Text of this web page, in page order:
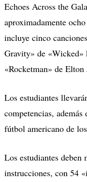
Echoes Acrossthe
aproximadamente
incluye cinco
Gravity» de «Wicked»
«Rocketman» de Elton
Los estudiantes
competencias,
fútbol americano de los
Los estudiantes deben
instrucciones, con 54 «